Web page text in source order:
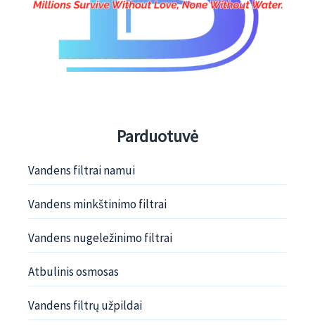
Parduotuvė
Vandens filtrai namui
Vandens minkštinimo filtrai
Vandens nugeležinimo filtrai
Atbulinis osmosas
Vandens filtrų užpildai